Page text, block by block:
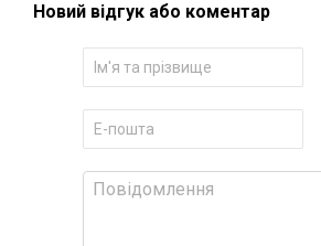
Новий відгук або коментар